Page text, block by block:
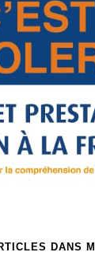
DANS